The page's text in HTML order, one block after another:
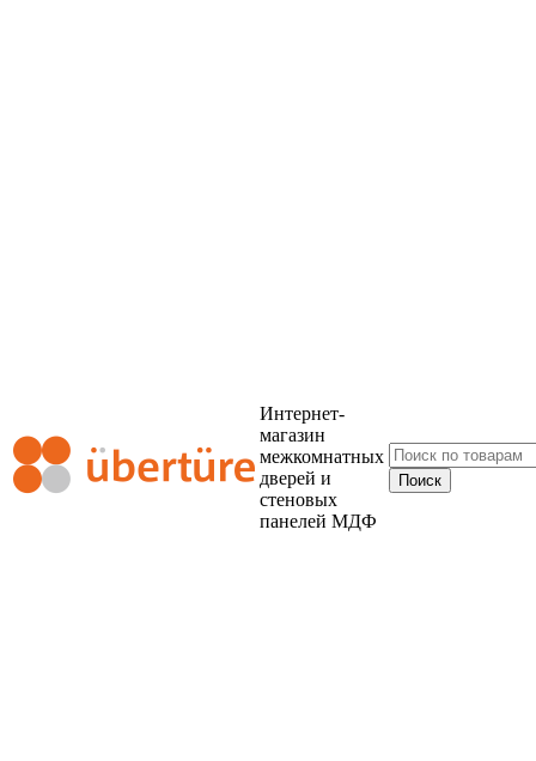
Интернет-
магазин
межкомнатных
дверей и
стеновых
панелей МДФ